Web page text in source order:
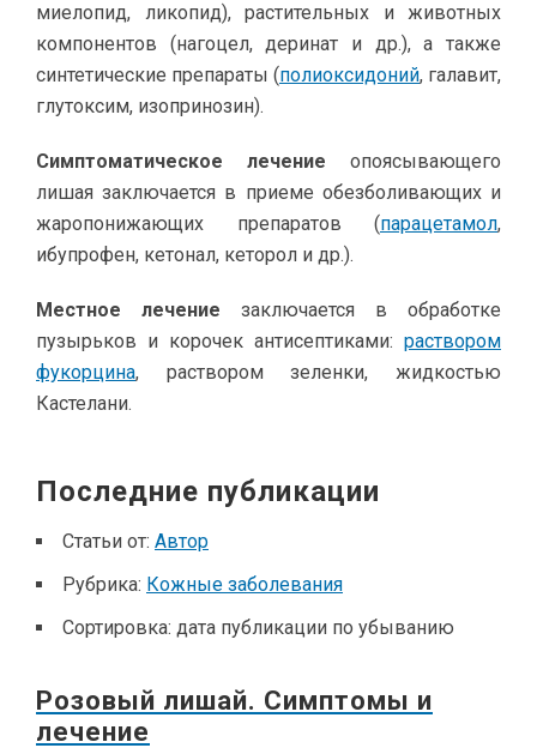
миелопид, ликопид), растительных и животных
компонентов (нагоцел, деринат и др.), а также
синтетические препараты (полиоксидоний, галавит,
глутоксим, изопринозин).
Симптоматическое лечение опоясывающего
лишая заключается в приеме обезболивающих и
жаропонижающих препаратов (парацетамол,
ибупрофен, кетонал, кеторол и др.).
Местное лечение заключается в обработке
пузырьков и корочек антисептиками: раствором
фукорцина, раствором зеленки, жидкостью
Кастелани.
Последние публикации
Статьи от: Автор
Рубрика: Кожные заболевания
Сортировка: дата публикации по убыванию
Розовый лишай. Симптомы и
лечение